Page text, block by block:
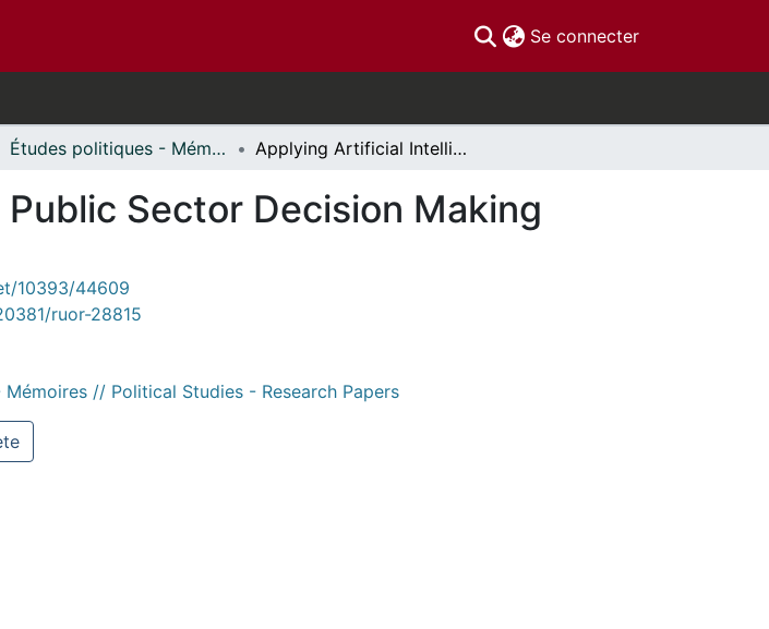
Se connecter(current)
Études politiques - Mémoires // Political Studies - Research Papers Applying Artificial Intelligence to Public Sector Decision Making
Sector Decision Making
10393/44609
ruor-28815
// Political Studies - Research Papers